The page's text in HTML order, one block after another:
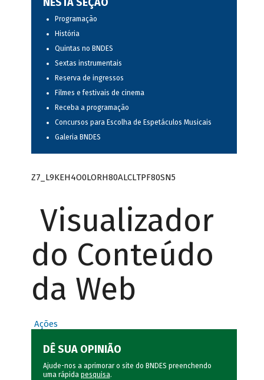
NESTA SEÇÃO
Programação
História
Quintas no BNDES
Sextas instrumentais
Reserva de ingressos
Filmes e festivais de cinema
Receba a programação
Concursos para Escolha de Espetáculos Musicais
Galeria BNDES
Z7_L9KEH4O0LORH80ALCLTPF80SN5
Visualizador
do Conteúdo
da Web
Ações
DÊ SUA OPINIÃO
Ajude-nos a aprimorar o site do BNDES preenchendo
uma rápida pesquisa.